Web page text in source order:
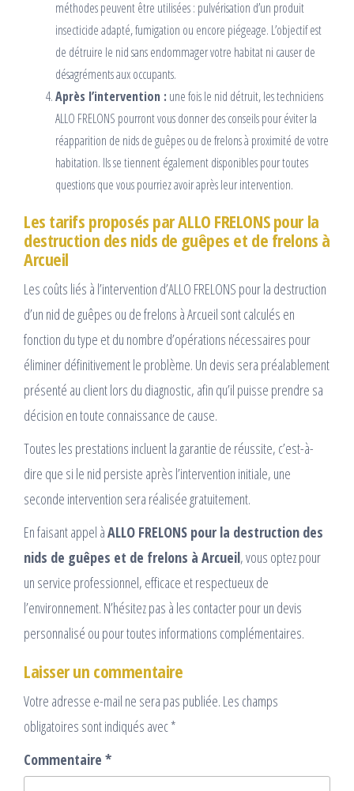
méthodes peuvent être utilisées : pulvérisation d’un produit
insecticide adapté, fumigation ou encore piégeage. L’objectif est
de détruire le nid sans endommager votre habitat ni causer de
désagréments aux occupants.
Après l’intervention : une fois le nid détruit, les techniciens
ALLO FRELONS pourront vous donner des conseils pour éviter la
réapparition de nids de guêpes ou de frelons à proximité de votre
habitation. Ils se tiennent également disponibles pour toutes
questions que vous pourriez avoir après leur intervention.
Les tarifs proposés par ALLO FRELONS pour la
destruction des nids de guêpes et de frelons à
Arcueil
Les coûts liés à l’intervention d’ALLO FRELONS pour la destruction
d’un nid de guêpes ou de frelons à Arcueil sont calculés en
fonction du type et du nombre d’opérations nécessaires pour
éliminer définitivement le problème. Un devis sera préalablement
présenté au client lors du diagnostic, afin qu’il puisse prendre sa
décision en toute connaissance de cause.
Toutes les prestations incluent la garantie de réussite, c’est-à-
dire que si le nid persiste après l’intervention initiale, une
seconde intervention sera réalisée gratuitement.
En faisant appel àALLO FRELONS pour la destruction des
nids de guêpes et de frelons à Arcueil, vous optez pour
un service professionnel, efficace et respectueux de
l’environnement. N’hésitez pas à les contacter pour un devis
personnalisé ou pour toutes informations complémentaires.
Laisser un commentaire
Votre adresse e-mail ne sera pas publiée. Les champs
obligatoires sont indiqués avec*
Commentaire *